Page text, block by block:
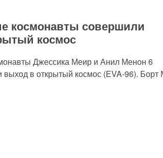
космонавты совершили
космос
Джессика Меир и Анил Менон 6
выход в открытый космос (EVA-96).